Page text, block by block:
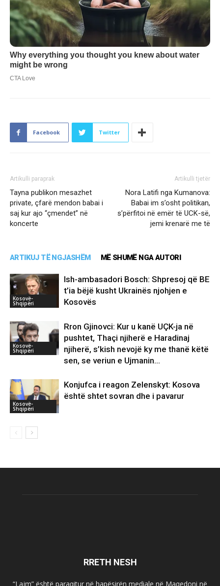
Facebook Twitter
Artikulli paraprak
Tayna publikon mesazhet
private, çfarë mendon babai i
saj kur ajo “çmendet” në
koncerte
Artikulli tjetër
Nora Latifi nga Kumanova:
Babai im s’osht politikan,
s’përfitoi në emër të UCK-së,
jemi krenarë me të
ARTIKUJ TË NGJASHËM MË SHUMË NGA AUTORI
Kosovë-
Shqipëri
Ish-ambasadori Bosch: Shpresoj që BE
t’ia bëjë kusht Ukrainës njohjen e
Kosovës
Kosovë-
Shqipëri
Rron Gjinovci: Kur u kanë UÇK-ja në
pushtet, Thaçi njiherë e Haradinaj
njiherë, s’kish nevojë ky me thanë këtë
sen, se veriun e Ujmanin...
Kosovë-
Shqipëri
Konjufca i reagon Zelenskyt: Kosova
është shtet sovran dhe i pavarur
RRETH NESH
“Lajm” është paraqitur në hapësirën mediale në Maqedoni në